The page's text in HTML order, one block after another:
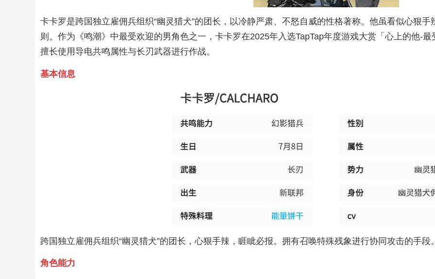
卡卡罗是跨国独立雇佣兵组织“幽灵猎犬”的团长，以冷静严肃、不怒自威的性格著称。他虽看似心狠
则。作为《鸣潮》中最受欢迎的男角色之一，卡卡罗在2025年入选TapTap年度游戏大赏「心上的他-
擅长使用导电共鸣属性与长刃武器进行作战。
基本信息
跨国独立雇佣兵组织“幽灵猎犬”的团长，心狠手辣，睚眦必报。拥有召唤特殊残象进行协同攻击的手
角色能力